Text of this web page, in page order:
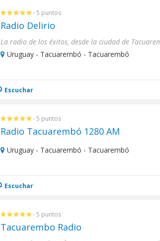
- 5 puntos
Radio Delirio
Uruguay - Tacuarembó - Tacuarembó
Escuchar
- 5 puntos
Radio Tacuarembó 1280 AM
Uruguay - Tacuarembó - Tacuarembó
Escuchar
- 5 puntos
Tacuarembo Radio